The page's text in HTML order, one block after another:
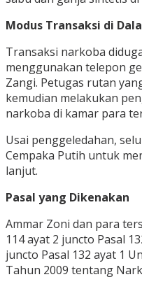
Modus Transaksi di
Transaksi narkoba
menggunakan telepon
Zangi. Petugas rutan
kemudian melakukan
narkoba di kamar para
Usai penggeledahan,
Cempaka Putih untuk
lanjut.
Pasal yang Dikenakan
Ammar Zoni dan para
114 ayat 2 juncto Pasal
juncto Pasal 132 ayat 1
Tahun 2009 tentang